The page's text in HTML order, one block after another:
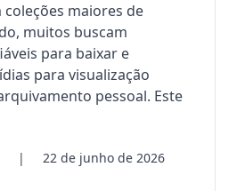
maiores de
muitos buscam
​​para baixar e
para visualização
pessoal. Este
| 22 de junho de 2026